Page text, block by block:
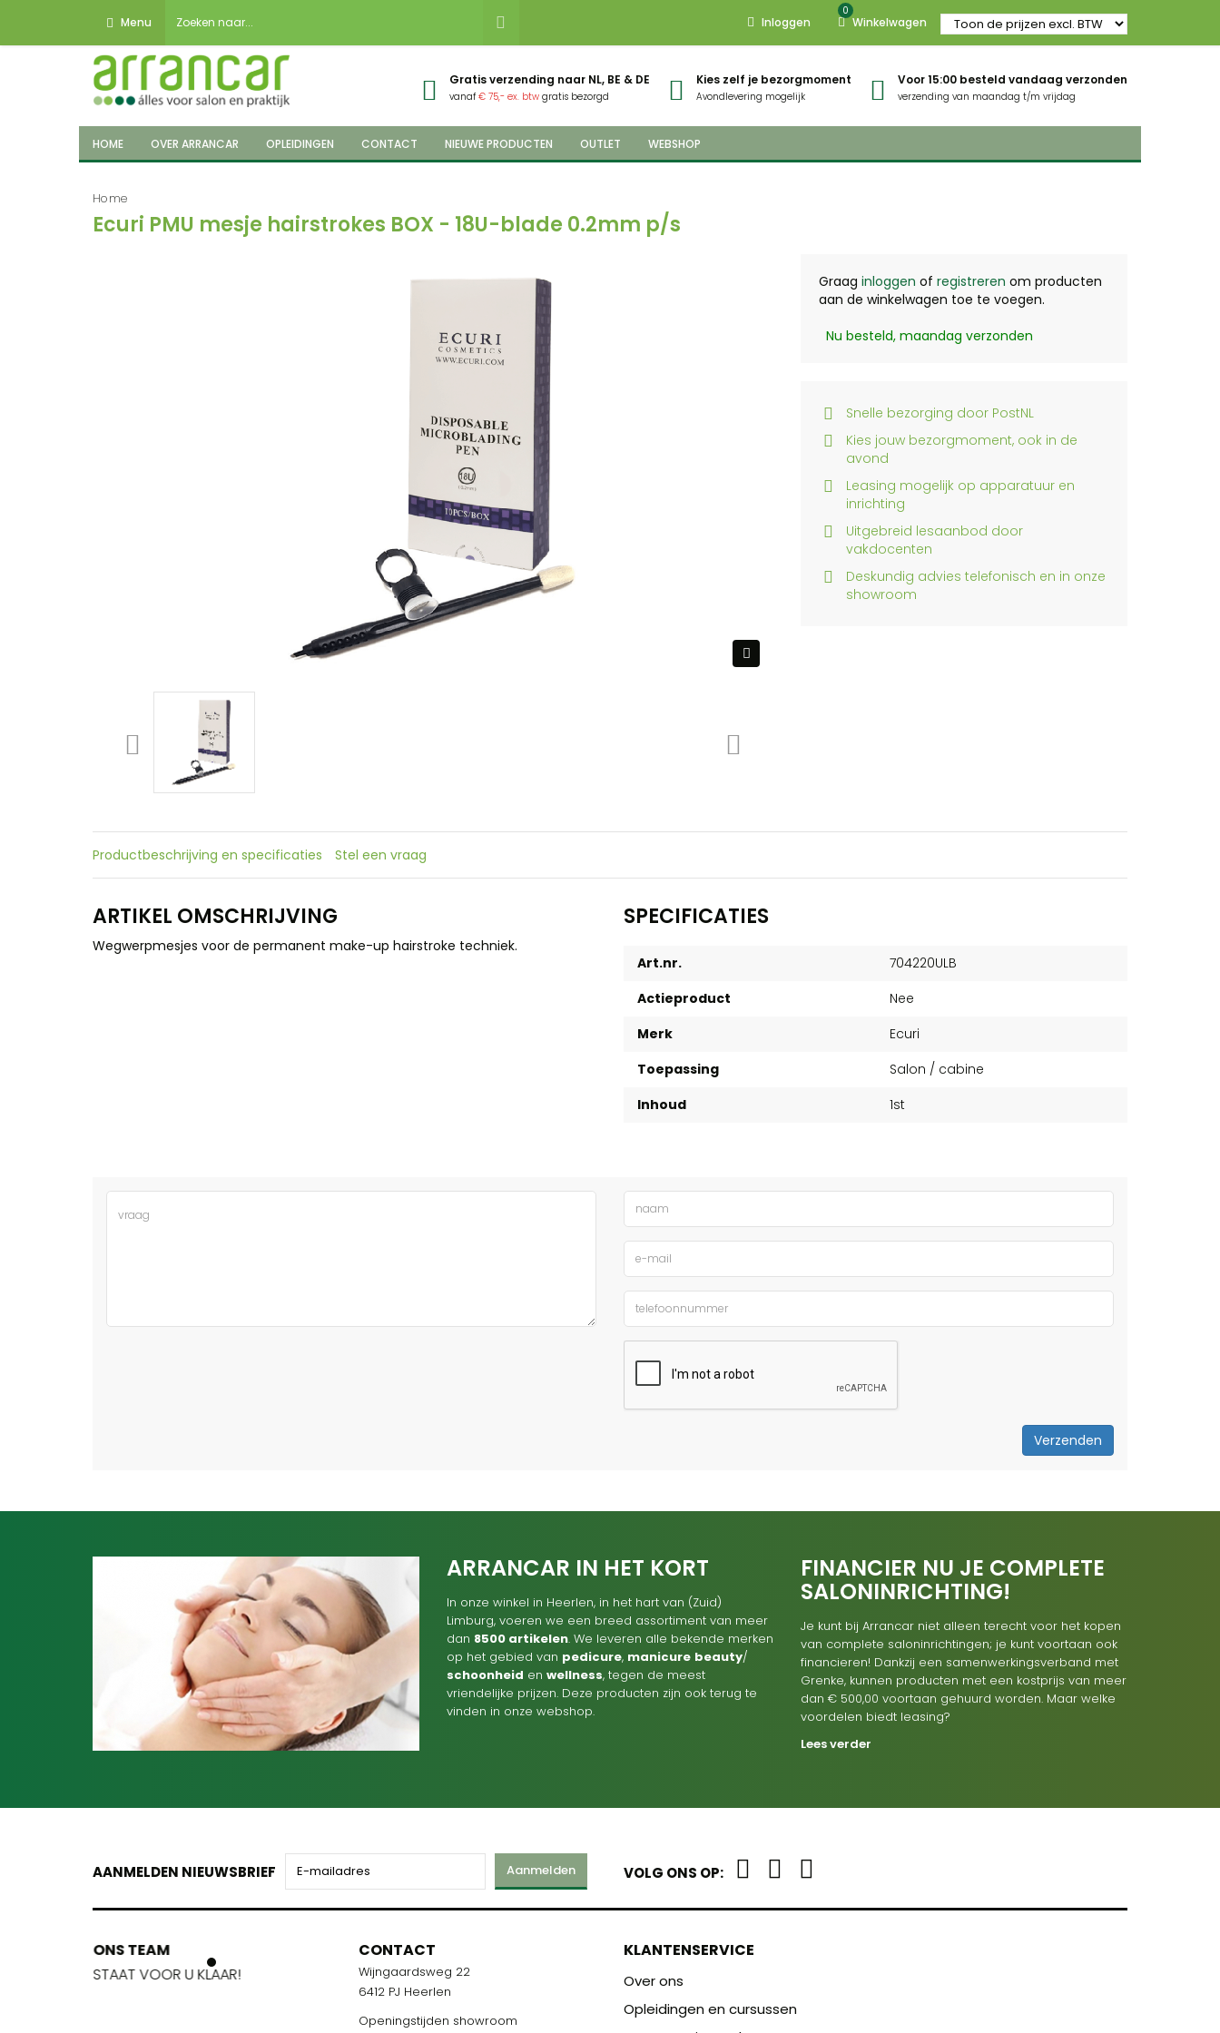
Menu Inloggen
0
Winkelwagen
Gratis verzending naar NL, BE & DE
vanaf€ 75,- ex. btw gratis bezorgd
Kies zelf je bezorgmoment
Avondlevering mogelijk
Voor 15:00 besteld vandaag verzonden
verzending van maandag t/m vrijdag
HOME OVER ARRANCAR OPLEIDINGEN CONTACT NIEUWE PRODUCTEN OUTLET WEBSHOP
Home
Ecuri PMU mesje hairstrokes BOX - 18U-blade 0.2mm p/s
Graag inloggen of registreren om producten
aan de winkelwagen toe te voegen.
Nu besteld, maandag verzonden
Snelle bezorging door PostNL
Kies jouw bezorgmoment, ook in de
avond
Leasing mogelijk op apparatuur en
inrichting
Uitgebreid lesaanbod door
vakdocenten
Deskundig advies telefonisch en in onze
showroom
Productbeschrijving en specificaties Stel een vraag
ARTIKEL OMSCHRIJVING
Wegwerpmesjes voor de permanent make-up hairstroke techniek.
SPECIFICATIES
Art.nr.
704220ULB
Actieproduct
Nee
Merk
Ecuri
Toepassing
Salon / cabine
Inhoud
1st
Verzenden
ARRANCAR IN HET KORT
In onze winkel in Heerlen, in het hart van (Zuid)
Limburg, voeren we een breed assortiment van meer
dan 8500 artikelen. We leveren alle bekende merken
op het gebied van pedicure, manicure beauty/
schoonheid en wellness, tegen de meest
vriendelijke prijzen. Deze producten zijn ook terug te
vinden in onze webshop.
FINANCIER NU JE COMPLETE
SALONINRICHTING!
Je kunt bij Arrancar niet alleen terecht voor het kopen
van complete saloninrichtingen; je kunt voortaan ook
financieren! Dankzij een samenwerkingsverband met
Grenke, kunnen producten met een kostprijs van meer
dan € 500,00 voortaan gehuurd worden. Maar welke
voordelen biedt leasing?
Lees verder
AANMELDEN NIEUWSBRIEF Aanmelden VOLG ONS OP:
ONS TEAM
STAAT VOOR U KLAAR!
ONS TEAM
STAAT VOOR U KLAAR!
CONTACT
Wijngaardsweg 22
6412 PJ Heerlen
Openingstijden showroom
KLANTENSERVICE
Over ons
Opleidingen en cursussen